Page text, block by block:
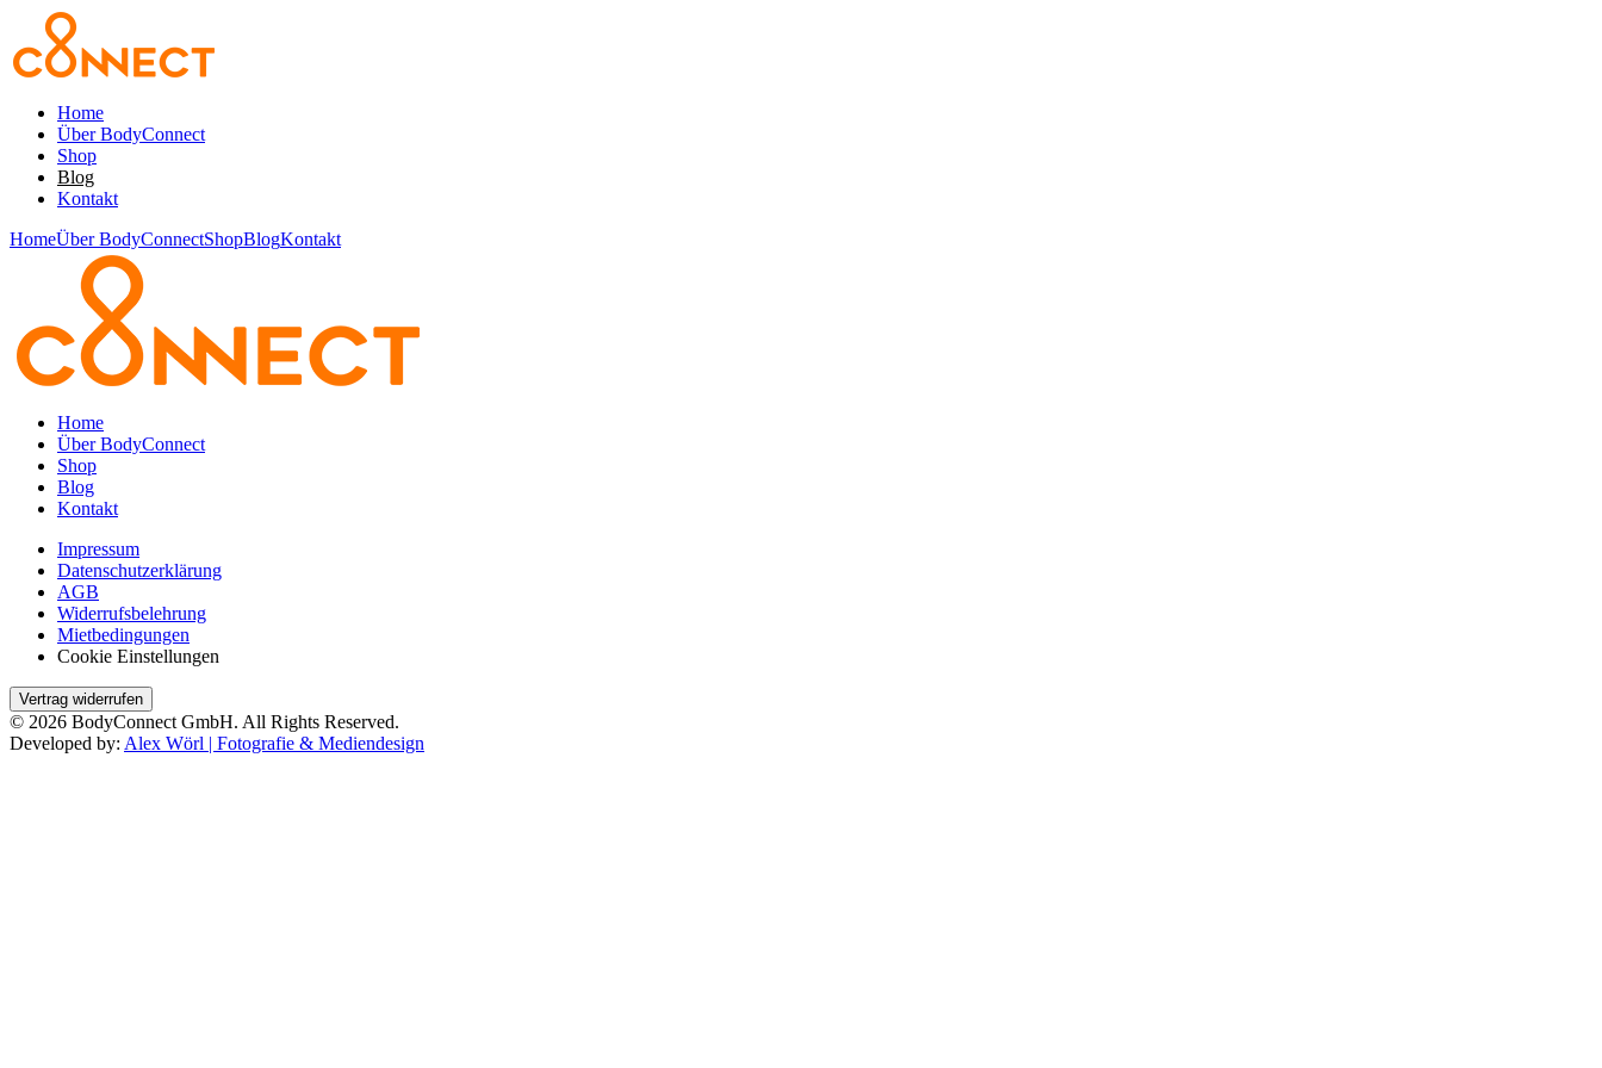
Home
Über BodyConnect
Shop
Blog
Kontakt
HomeÜber BodyConnectShopBlogKontakt
Home
Über BodyConnect
Shop
Blog
Kontakt
Impressum
Datenschutzerklärung
AGB
Widerrufsbelehrung
Mietbedingungen
Cookie Einstellungen
Vertrag widerrufen
© 2026 BodyConnect GmbH. All Rights Reserved.
Developed by: Alex Wörl | Fotografie & Mediendesign